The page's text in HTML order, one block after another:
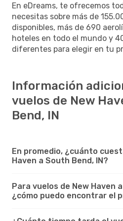
En eDreams, te ofrecemos
necesitas sobre más de
disponibles, más de 690
hoteles en todo el mundo y
diferentes para elegir en tu
Información
vuelos de New
Bend, IN
En promedio, ¿cuánto
Haven a South Bend, IN?
Para vuelos de New Haven
¿cómo puedo encontrar el